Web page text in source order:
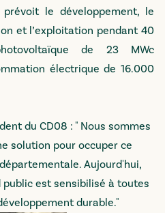
le développement, le
et l’exploitation pendant 40
de 23 MWc
électrique de 16.000
du CD08 : " Nous sommes
solution pour occuper ce
Aujourd'hui,
est sensibilisé à toutes
durable."